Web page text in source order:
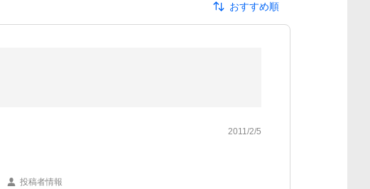
おすすめ順
2011/2/5
投稿者情報